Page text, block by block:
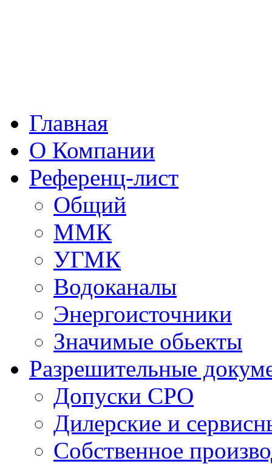
Главная
О Компании
Рефeренц-лист
Общий
ММК
УГМК
Водоканалы
Энергоисточники
Значимые обьекты
Разрешительные
Допуски СРО
Дилерские и
Собственное